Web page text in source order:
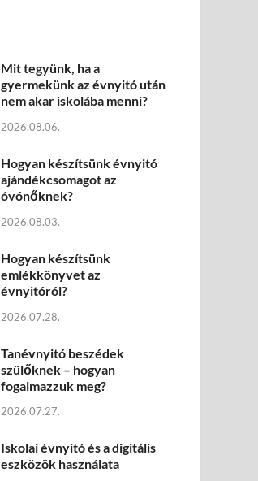
Mit tegyünk, ha a
gyermekünk az évnyitó után
nem akar iskolába menni?
2026.08.06.
Hogyan készítsünk évnyitó
ajándékcsomagot az
óvónőknek?
2026.08.03.
Hogyan készítsünk
emlékkönyvet az
évnyitóról?
2026.07.28.
Tanévnyitó beszédek
szülőknek – hogyan
fogalmazzuk meg?
2026.07.27.
Iskolai évnyitó és a digitális
eszközök használata